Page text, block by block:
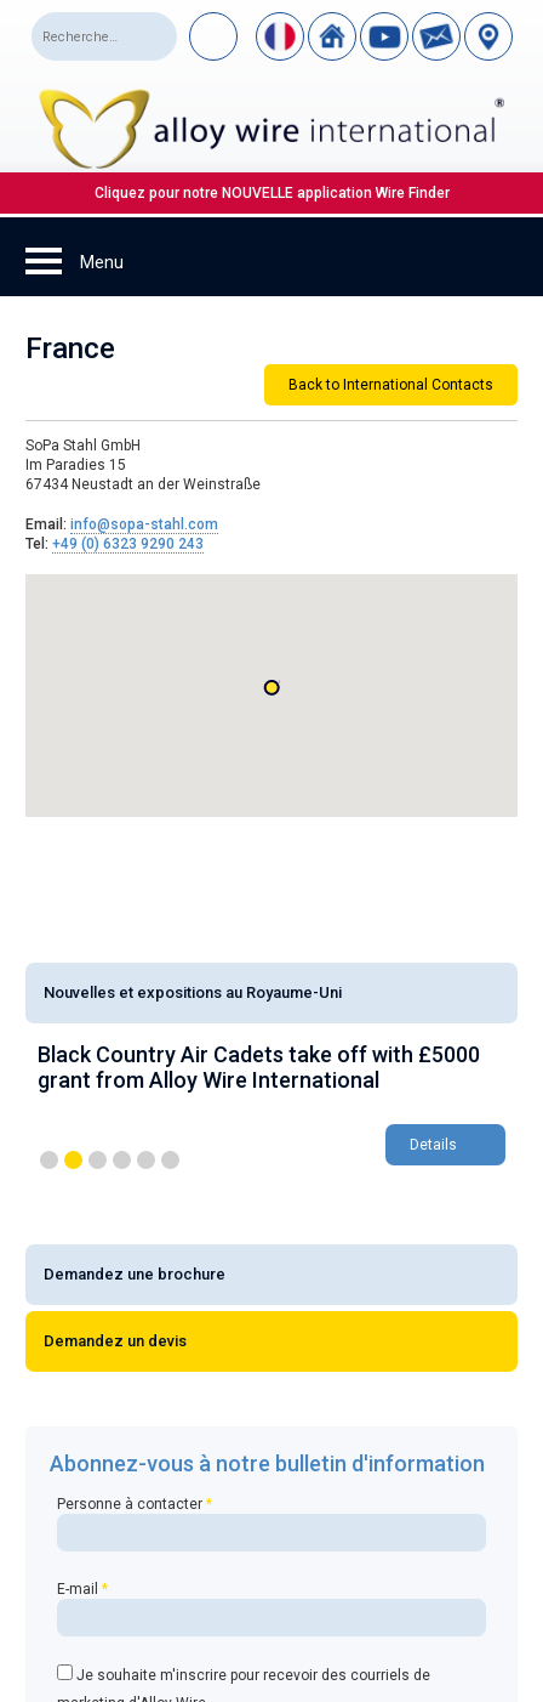
Cliquez pour notre NOUVELLE application Wire Finder
France
Back to International Contacts
SoPa Stahl GmbH
Im Paradies 15
67434 Neustadt an der Weinstraße
Email:info@sopa-stahl.com
Tel: +49 (0) 6323 9290 243
Nouvelles et expositions au Royaume-Uni
Black Country Air Cadets take off with £5000
grant from Alloy Wire International
Details
Demandez une brochure
Demandez un devis
Abonnez-vous à notre bulletin d'information
Personne à contacter*
E-mail*
Je souhaite m'inscrire pour recevoir des courriels de